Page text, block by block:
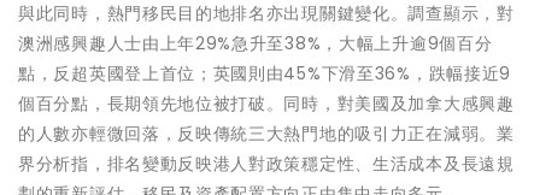
與此同時，熱門移民目的地排名亦出現關鍵變化。調查顯示，對
澳洲感興趣人士由上年29%急升至38%，大幅上升逾9個百分
點，反超英國登上首位；英國則由45%下滑至36%，跌幅接近9
個百分點，長期領先地位被打破。同時，對美國及加拿大感興趣
的人數亦輕微回落，反映傳統三大熱門地的吸引力正在減弱。業
界分析指，排名變動反映港人對政策穩定性、生活成本及長遠規